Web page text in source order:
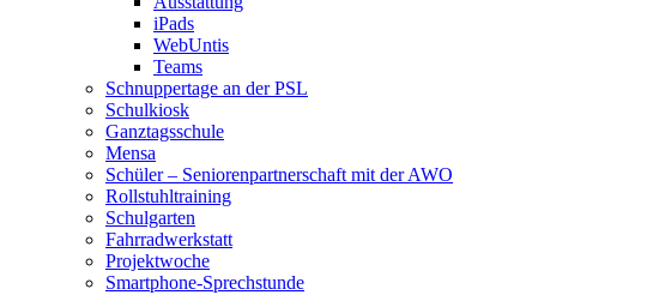
iPads
WebUntis
Teams
Schnuppertage an der PSL
Schulkiosk
Ganztagsschule
Mensa
Schüler – Seniorenpartnerschaft mit der AWO
Rollstuhltraining
Schulgarten
Fahrradwerkstatt
Projektwoche
Smartphone-Sprechstunde